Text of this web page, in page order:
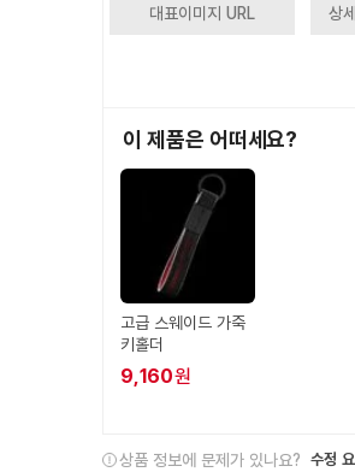
대표이미지 URL 상
이 제품은 어떠세요?
고급 스웨이드 가죽
키홀더
9,160원
상품 정보에 문제가 있나요? 수정